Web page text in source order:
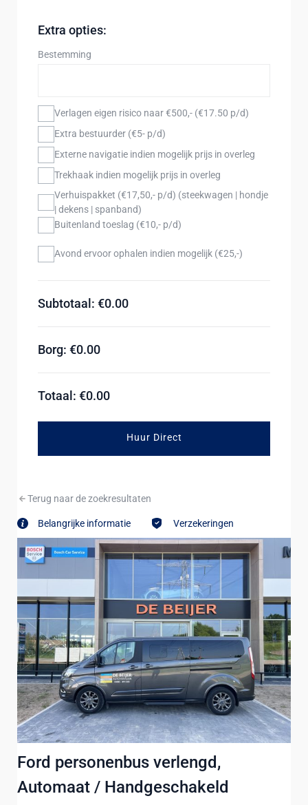
Terug naar de zoekresultaten
Belangrijke informatie Verzekeringen
Ford personenbus verlengd,
Automaat / Handgeschakeld
Extra opties:
Bestemming
Verlagen eigen risico naar €500,- (€17.50 p/d)
Extra bestuurder (€5- p/d)
Externe navigatie indien mogelijk prijs in overleg
Trekhaak indien mogelijk prijs in overleg
Verhuispakket (€17,50,- p/d) (steekwagen | hondje
| dekens | spanband)
Buitenland toeslag (€10,- p/d)
Avond ervoor ophalen indien mogelijk (€25,-)
Subtotaal: €0.00
Borg: €0.00
Totaal: €0.00
Huur Direct